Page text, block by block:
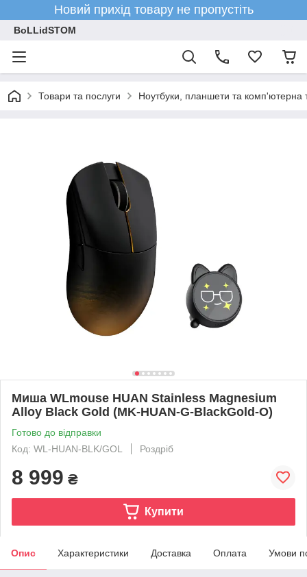
Новий прихід товару не пропустіть
BoLLidSTOM
Товари та послуги Ноутбуки, планшети та комп'ютерна
Миша WLmouse HUAN Stainless Magnesium
Alloy Black Gold (MK-HUAN-G-BlackGold-O)
Готово до відправки
Код: WL-HUAN-BLK/GOL
Роздріб
8 999 ₴
Купити
Опис Характеристики Доставка Оплата Умови